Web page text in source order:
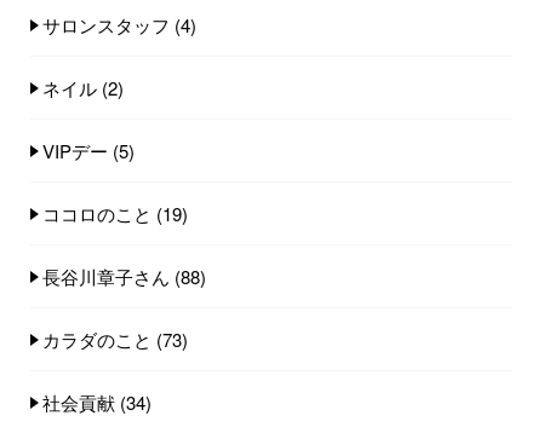
サロンスタッフ (4)
ネイル (2)
VIPデー (5)
ココロのこと (19)
長谷川章子さん (88)
カラダのこと (73)
社会貢献 (34)